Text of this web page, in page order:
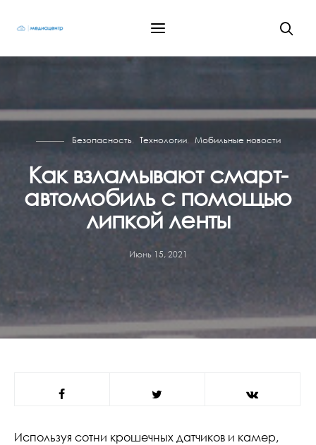
Безопасность Технологии Мобильные новости
Как взламывают смарт-
автомобиль с помощью
липкой ленты
Июнь 15, 2021
Используя сотни крошечных датчиков и камер,